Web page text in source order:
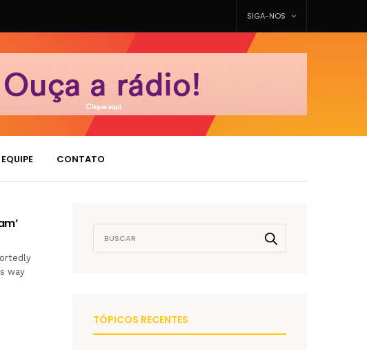
SIGA-NOS
EQUIPE CONTATO
way
TÓPICOS RECENTES